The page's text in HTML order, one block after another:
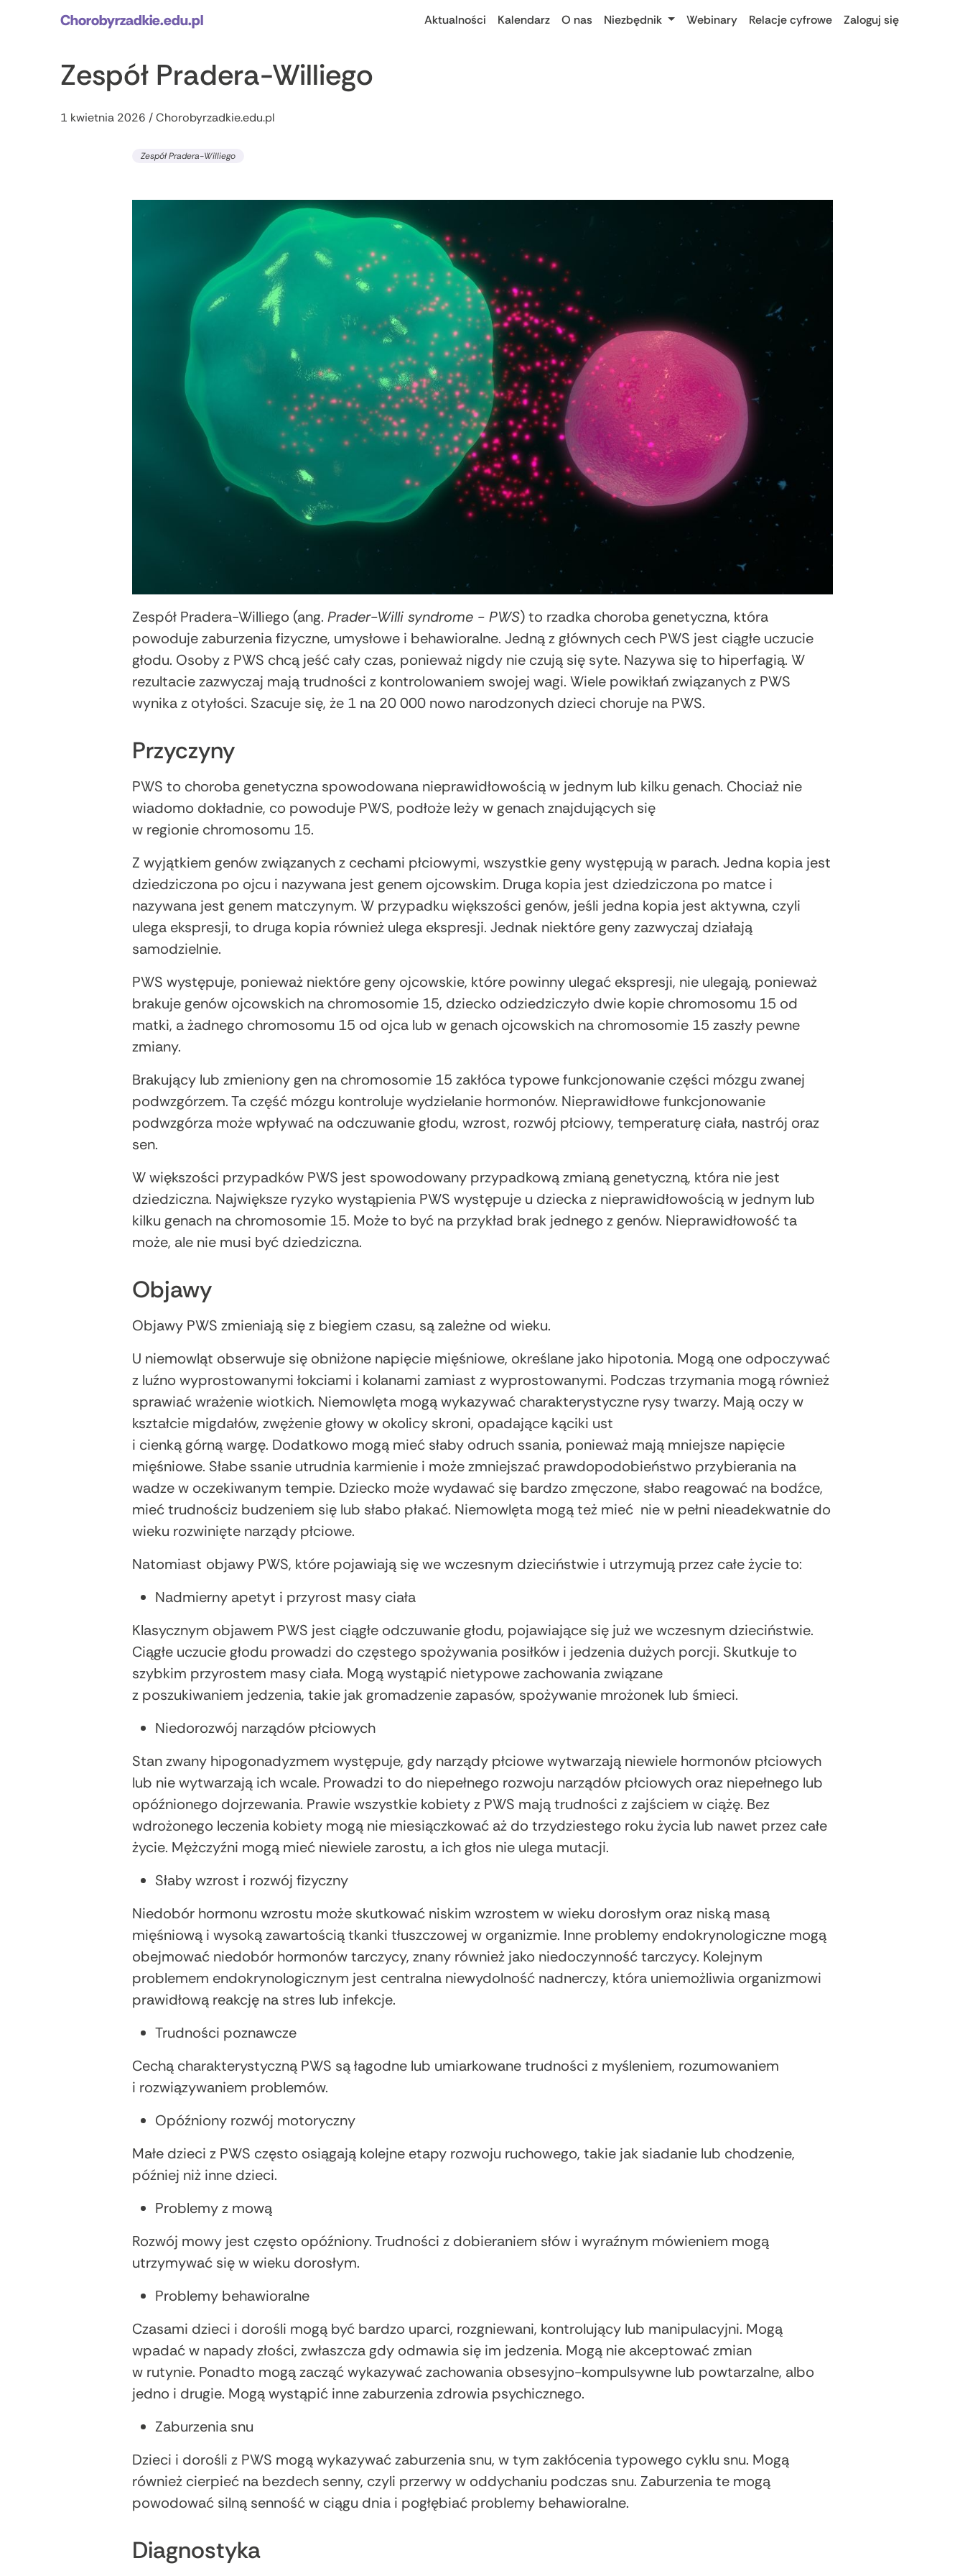
Chorobyrzadkie.edu.pl Aktualności Kalendarz O nas Niezbędnik Webinary Relacje cyfrowe Zaloguj się
Zespół Pradera-Williego
1 kwietnia 2026 / Chorobyrzadkie.edu.pl
Zespół Pradera-Williego
Zespół Pradera-Williego (ang. Prader-Willi syndrome - PWS) to rzadka choroba genetyczna, która
powoduje zaburzenia fizyczne, umysłowe i behawioralne. Jedną z głównych cech PWS jest ciągłe uczucie
głodu. Osoby z PWS chcą jeść cały czas, ponieważ nigdy nie czują się syte. Nazywa się to hiperfagią. W
rezultacie zazwyczaj mają trudności z kontrolowaniem swojej wagi. Wiele powikłań związanych z PWS
wynika z otyłości. Szacuje się, że 1 na 20 000 nowo narodzonych dzieci choruje na PWS.
Przyczyny
PWS to choroba genetyczna spowodowana nieprawidłowością w jednym lub kilku genach. Chociaż nie
wiadomo dokładnie, co powoduje PWS, podłoże leży w genach znajdujących się
w regionie chromosomu 15.
Z wyjątkiem genów związanych z cechami płciowymi, wszystkie geny występują w parach. Jedna kopia jest
dziedziczona po ojcu i nazywana jest genem ojcowskim. Druga kopia jest dziedziczona po matce i
nazywana jest genem matczynym. W przypadku większości genów, jeśli jedna kopia jest aktywna, czyli
ulega ekspresji, to druga kopia również ulega ekspresji. Jednak niektóre geny zazwyczaj działają
samodzielnie.
PWS występuje, ponieważ niektóre geny ojcowskie, które powinny ulegać ekspresji, nie ulegają, ponieważ
brakuje genów ojcowskich na chromosomie 15, dziecko odziedziczyło dwie kopie chromosomu 15 od
matki, a żadnego chromosomu 15 od ojca lub w genach ojcowskich na chromosomie 15 zaszły pewne
zmiany.
Brakujący lub zmieniony gen na chromosomie 15 zakłóca typowe funkcjonowanie części mózgu zwanej
podwzgórzem. Ta część mózgu kontroluje wydzielanie hormonów. Nieprawidłowe funkcjonowanie
podwzgórza może wpływać na odczuwanie głodu, wzrost, rozwój płciowy, temperaturę ciała, nastrój oraz
sen.
W większości przypadków PWS jest spowodowany przypadkową zmianą genetyczną, która nie jest
dziedziczna. Największe ryzyko wystąpienia PWS występuje u dziecka z nieprawidłowością w jednym lub
kilku genach na chromosomie 15. Może to być na przykład brak jednego z genów. Nieprawidłowość ta
może, ale nie musi być dziedziczna.
Objawy
Objawy PWS zmieniają się z biegiem czasu, są zależne od wieku.
U niemowląt obserwuje się obniżone napięcie mięśniowe, określane jako hipotonia. Mogą one odpoczywać
z luźno wyprostowanymi łokciami i kolanami zamiast z wyprostowanymi. Podczas trzymania mogą również
sprawiać wrażenie wiotkich. Niemowlęta mogą wykazywać charakterystyczne rysy twarzy. Mają oczy w
kształcie migdałów, zwężenie głowy w okolicy skroni, opadające kąciki ust
i cienką górną wargę. Dodatkowo mogą mieć słaby odruch ssania, ponieważ mają mniejsze napięcie
mięśniowe. Słabe ssanie utrudnia karmienie i może zmniejszać prawdopodobieństwo przybierania na
wadze w oczekiwanym tempie. Dziecko może wydawać się bardzo zmęczone, słabo reagować na bodźce,
mieć trudnościz budzeniem się lub słabo płakać. Niemowlęta mogą też mieć nie w pełni nieadekwatnie do
wieku rozwinięte narządy płciowe.
Natomiast objawy PWS, które pojawiają się we wczesnym dzieciństwie i utrzymują przez całe życie to:
Nadmierny apetyt i przyrost masy ciała
Klasycznym objawem PWS jest ciągłe odczuwanie głodu, pojawiające się już we wczesnym dzieciństwie.
Ciągłe uczucie głodu prowadzi do częstego spożywania posiłków i jedzenia dużych porcji. Skutkuje to
szybkim przyrostem masy ciała. Mogą wystąpić nietypowe zachowania związane
z poszukiwaniem jedzenia, takie jak gromadzenie zapasów, spożywanie mrożonek lub śmieci.
Niedorozwój narządów płciowych
Stan zwany hipogonadyzmem występuje, gdy narządy płciowe wytwarzają niewiele hormonów płciowych
lub nie wytwarzają ich wcale. Prowadzi to do niepełnego rozwoju narządów płciowych oraz niepełnego lub
opóźnionego dojrzewania. Prawie wszystkie kobiety z PWS mają trudności z zajściem w ciążę. Bez
wdrożonego leczenia kobiety mogą nie miesiączkować aż do trzydziestego roku życia lub nawet przez całe
życie. Mężczyźni mogą mieć niewiele zarostu, a ich głos nie ulega mutacji.
Słaby wzrost i rozwój fizyczny
Niedobór hormonu wzrostu może skutkować niskim wzrostem w wieku dorosłym oraz niską masą
mięśniową i wysoką zawartością tkanki tłuszczowej w organizmie. Inne problemy endokrynologiczne mogą
obejmować niedobór hormonów tarczycy, znany również jako niedoczynność tarczycy. Kolejnym
problemem endokrynologicznym jest centralna niewydolność nadnerczy, która uniemożliwia organizmowi
prawidłową reakcję na stres lub infekcje.
Trudności poznawcze
Cechą charakterystyczną PWS są łagodne lub umiarkowane trudności z myśleniem, rozumowaniem
i rozwiązywaniem problemów.
Opóźniony rozwój motoryczny
Małe dzieci z PWS często osiągają kolejne etapy rozwoju ruchowego, takie jak siadanie lub chodzenie,
później niż inne dzieci.
Problemy z mową
Rozwój mowy jest często opóźniony. Trudności z dobieraniem słów i wyraźnym mówieniem mogą
utrzymywać się w wieku dorosłym.
Problemy behawioralne
Czasami dzieci i dorośli mogą być bardzo uparci, rozgniewani, kontrolujący lub manipulacyjni. Mogą
wpadać w napady złości, zwłaszcza gdy odmawia się im jedzenia. Mogą nie akceptować zmian
w rutynie. Ponadto mogą zacząć wykazywać zachowania obsesyjno-kompulsywne lub powtarzalne, albo
jedno i drugie. Mogą wystąpić inne zaburzenia zdrowia psychicznego.
Zaburzenia snu
Dzieci i dorośli z PWS mogą wykazywać zaburzenia snu, w tym zakłócenia typowego cyklu snu. Mogą
również cierpieć na bezdech senny, czyli przerwy w oddychaniu podczas snu. Zaburzenia te mogą
powodować silną senność w ciągu dnia i pogłębiać problemy behawioralne.
Diagnostyka